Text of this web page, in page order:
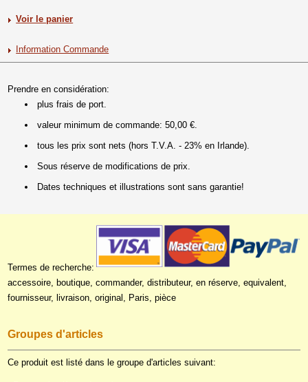
Voir le panier
Information Commande
Prendre en considération:
plus frais de port.
valeur minimum de commande: 50,00 €.
tous les prix sont nets (hors T.V.A. - 23% en Irlande).
Sous réserve de modifications de prix.
Dates techniques et illustrations sont sans garantie!
Termes de recherche:
accessoire, boutique, commander, distributeur, en réserve, equivalent,
fournisseur, livraison, original, Paris, pièce
Groupes d'articles
Ce produit est listé dans le groupe d'articles suivant: